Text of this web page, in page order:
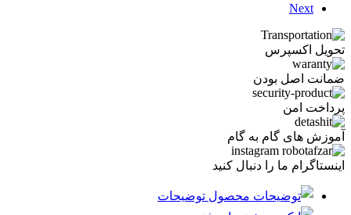
Next
تحویل اکسپرس
ضمانت اصل بودن
پرداخت امن
آموزش های گام به گام
اینستاگرام ما را دنبال کنید
توضیحات